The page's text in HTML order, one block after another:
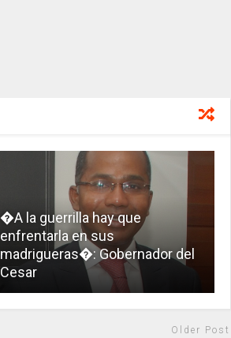
�A la guerrilla hay que
enfrentarla en sus
madrigueras�: Gobernador del
Cesar
Older Post